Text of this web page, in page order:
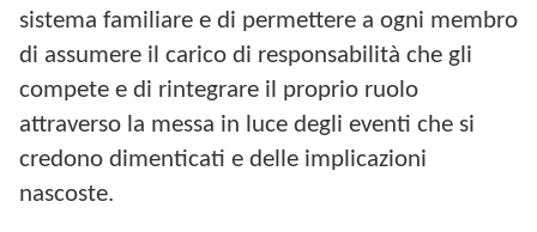
sistema familiare e di permettere a ogni membro
di assumere il carico di responsabilità che gli
compete e di rintegrare il proprio ruolo
attraverso la messa in luce degli eventi che si
credono dimenticati e delle implicazioni
nascoste.